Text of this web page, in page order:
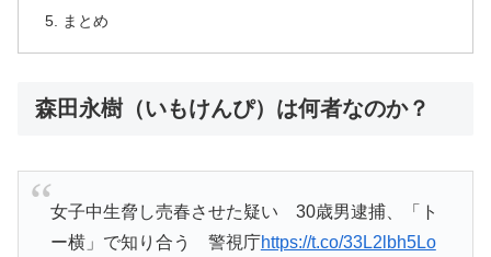
まとめ
森田永樹（いもけんぴ）は何者なのか？
女子中生脅し売春させた疑い 30歳男逮捕、「ト
ー横」で知り合う 警視庁https://t.co/33L2lbh5Lo